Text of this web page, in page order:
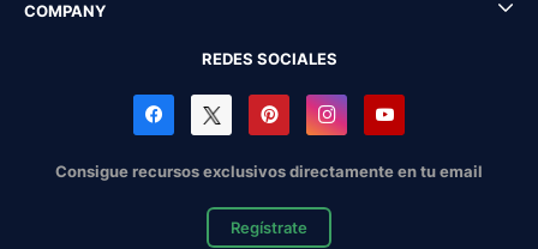
COMPANY
REDES SOCIALES
Consigue recursos exclusivos directamente en tu email
Regístrate